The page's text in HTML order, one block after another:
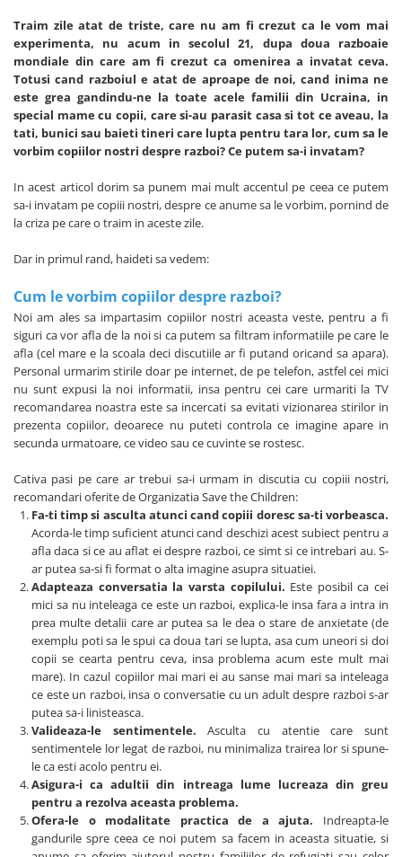
Traim zile atat de triste, care nu am fi crezut ca le vom mai
experimenta, nu acum in secolul 21, dupa doua razboaie
mondiale din care am fi crezut ca omenirea a invatat ceva.
Totusi cand razboiul e atat de aproape de noi, cand inima ne
este grea gandindu-ne la toate acele familii din Ucraina, in
special mame cu copii, care si-au parasit casa si tot ce aveau, la
tati, bunici sau baieti tineri care lupta pentru tara lor, cum sa le
vorbim copiilor nostri despre razboi? Ce putem sa-i invatam?
In acest articol dorim sa punem mai mult accentul pe ceea ce putem
sa-i invatam pe copiii nostri, despre ce anume sa le vorbim, pornind de
la criza pe care o traim in aceste zile.
Dar in primul rand, haideti sa vedem:
Cum le vorbim copiilor despre razboi?
Noi am ales sa impartasim copiilor nostri aceasta veste, pentru a fi
siguri ca vor afla de la noi si ca putem sa filtram informatiile pe care le
afla (cel mare e la scoala deci discutiile ar fi putand oricand sa apara).
Personal urmarim stirile doar pe internet, de pe telefon, astfel cei mici
nu sunt expusi la noi informatii, insa pentru cei care urmariti la TV
recomandarea noastra este sa incercati sa evitati vizionarea stirilor in
prezenta copiilor, deoarece nu puteti controla ce imagine apare in
secunda urmatoare, ce video sau ce cuvinte se rostesc.
Cativa pasi pe care ar trebui sa-i urmam in discutia cu copiii nostri,
recomandari oferite de Organizatia Save the Children:
Fa-ti timp si asculta atunci cand copiii doresc sa-ti vorbeasca.
Acorda-le timp suficient atunci cand deschizi acest subiect pentru a
afla daca si ce au aflat ei despre razboi, ce simt si ce intrebari au. S-
ar putea sa-si fi format o alta imagine asupra situatiei.
Adapteaza conversatia la varsta copilului. Este posibil ca cei
mici sa nu inteleaga ce este un razboi, explica-le insa fara a intra in
prea multe detalii care ar putea sa le dea o stare de anxietate (de
exemplu poti sa le spui ca doua tari se lupta, asa cum uneori si doi
copii se cearta pentru ceva, insa problema acum este mult mai
mare). In cazul copiilor mai mari ei au sanse mai mari sa inteleaga
ce este un razboi, insa o conversatie cu un adult despre razboi s-ar
putea sa-i linisteasca.
Valideaza-le sentimentele.Asculta cu atentie care sunt
sentimentele lor legat de razboi, nu minimaliza trairea lor si spune-
le ca esti acolo pentru ei.
Asigura-i ca adultii din intreaga lume lucreaza din greu
pentru a rezolva aceasta problema.
Ofera-le o modalitate practica de a ajuta. Indreapta-le
gandurile spre ceea ce noi putem sa facem in aceasta situatie, si